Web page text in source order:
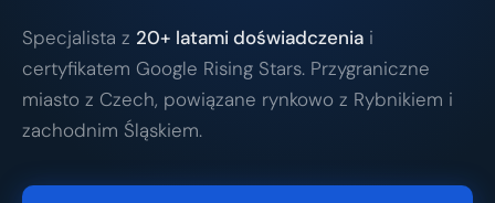
Specjalista z 20+ latami doświadczenia i
certyfikatem Google Rising Stars. Przygraniczne
miasto z Czech, powiązane rynkowo z Rybnikiem i
zachodnim Śląskiem.